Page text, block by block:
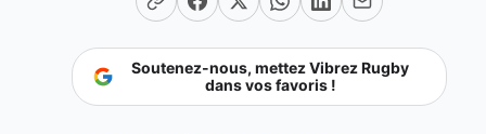
Soutenez-nous, mettez Vibrez Rugby
dans vos favoris !